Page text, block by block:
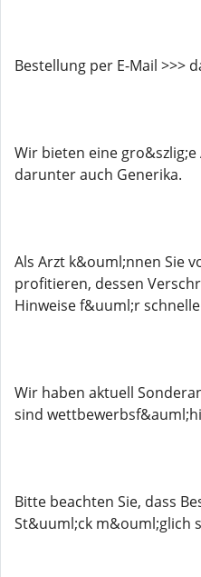
Bestellung per E-Mail >>>
Wir bieten eine
darunter auch Generika.
Als Arzt k&ouml;nnen Sie
profitieren, dessen
Hinweise f&uuml;r
Wir haben aktuell
sind
Bitte beachten Sie, dass
St&uuml;ck m&ouml;glich